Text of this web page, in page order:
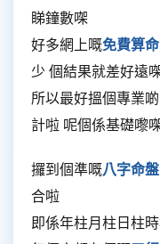
睇鐘數㗎
好多網上嘅免費算命
少 個結果就差好遠
所以最好搵個專業
計啦 呢個係基礎嚟
攞到個準嘅八字命盤
合啦
即係年柱月柱日柱